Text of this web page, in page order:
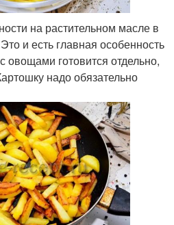
на растительном масле в
и есть главная особенность
овощами готовится отдельно,
надо обязательно